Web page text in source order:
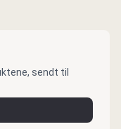
sendt til